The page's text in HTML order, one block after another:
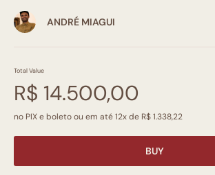
ANDRÉ MIAGUI
Total Value
R$ 14.500,00
no PIX e boleto ou em até 12x de R$ 1.338,22
BUY